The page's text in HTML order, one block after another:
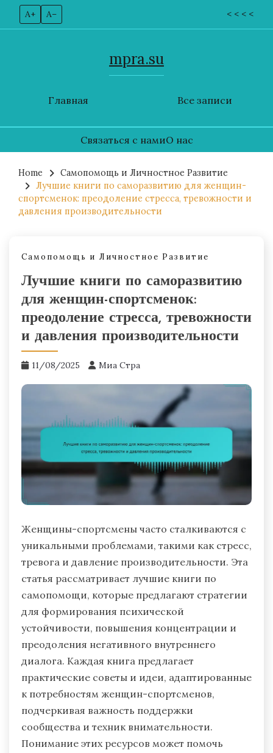
A+ A– < < < <
Главная
mpra.su
Все записи
Связаться с намиО нас
content
Home
Самопомощь и Личностное Развитие
Лучшие книги по саморазвитию для женщин-
спортсменок: преодоление стресса, тревожности и
давления производительности
Самопомощь и Личностное Развитие
Лучшие книги по саморазвитию
для женщин-спортсменок:
преодоление стресса, тревожности
и давления производительности
11/08/2025 Миа Стра
Женщины-спортсмены часто сталкиваются с
уникальными проблемами, такими как стресс,
тревога и давление производительности. Эта
статья рассматривает лучшие книги по
самопомощи, которые предлагают стратегии
для формирования психической
устойчивости, повышения концентрации и
преодоления негативного внутреннего
диалога. Каждая книга предлагает
практические советы и идеи, адаптированные
к потребностям женщин-спортсменов,
подчеркивая важность поддержки
сообщества и техник внимательности.
Понимание этих ресурсов может помочь